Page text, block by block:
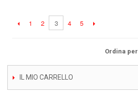
1 2 3 4 5
Ordina per
IL MIO CARRELLO